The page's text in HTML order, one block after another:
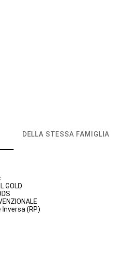
DELLA STESSA FAMIGLIA
GOLD
Inversa (RP)